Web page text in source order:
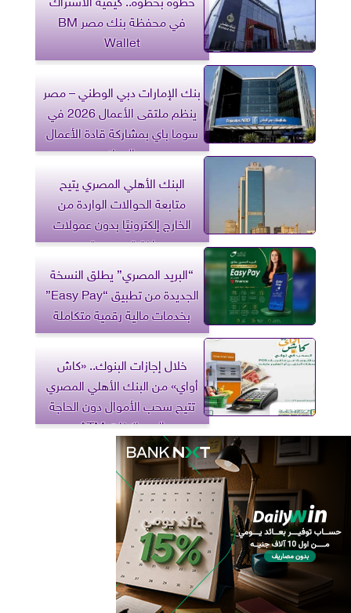
في محفظة بنك مصر BM
Wallet
بنك الإمارات دبي الوطني – مصر
ينظم ملتقى الأعمال 2026 في
سوما باي بمشاركة قادة الأعمال
والعملاء
البنك الأهلي المصري يتيح
متابعة الحوالات الواردة من
الخارج إلكترونيًا بدون عمولات
لفترة محدودة
“البريد المصري” يطلق النسخة
الجديدة من تطبيق “Easy Pay”
بخدمات مالية رقمية متكاملة
خلال إجازات البنوك.. «كاش
أواي» من البنك الأهلي المصري
تتيح سحب الأموال دون الحاجة
إلى ماكينات ATM